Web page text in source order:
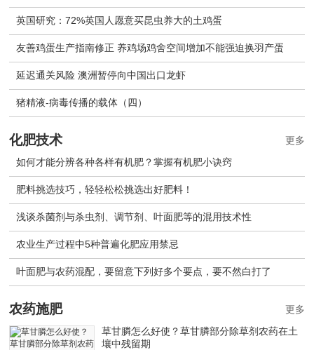
英国研究：72%英国人愿意买昆虫养大的土鸡蛋
友善鸡蛋生产指南修正 养鸡场鸡舍空间增加不能强迫换羽产蛋
延迟通关风险 澳洲暂停向中国出口龙虾
猪精液-病毒传播的载体（四）
化肥技术
如何才能分辨各种各样有机肥？掌握有机肥小诀窍
肥料挑选技巧，轻轻松松挑选出好肥料！
浅谈杀菌剂与杀虫剂、调节剂、叶面肥等的混用技术性
农业生产过程中5种普遍化肥应用禁忌
叶面肥与农药混配，要留意下列好多个要点，要不然白打了
更多
农药施肥
草甘膦怎么好使？草甘膦部分除草剂农药在土
壤中残留期
更多